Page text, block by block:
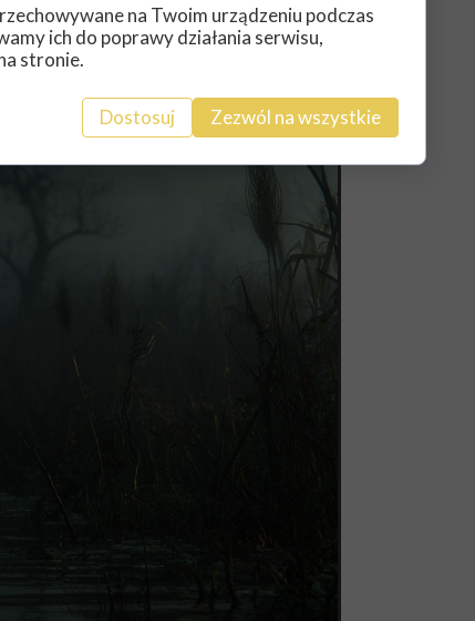
oraz unika najgłębszych bagien. To
na Twoim urządzeniu podczas
ich do poprawy działania serwisu,
stronie.
Dostosuj Zezwól na wszystkie